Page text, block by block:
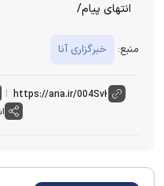
انتهای پیام/
منبع: خبرگزاری آنا